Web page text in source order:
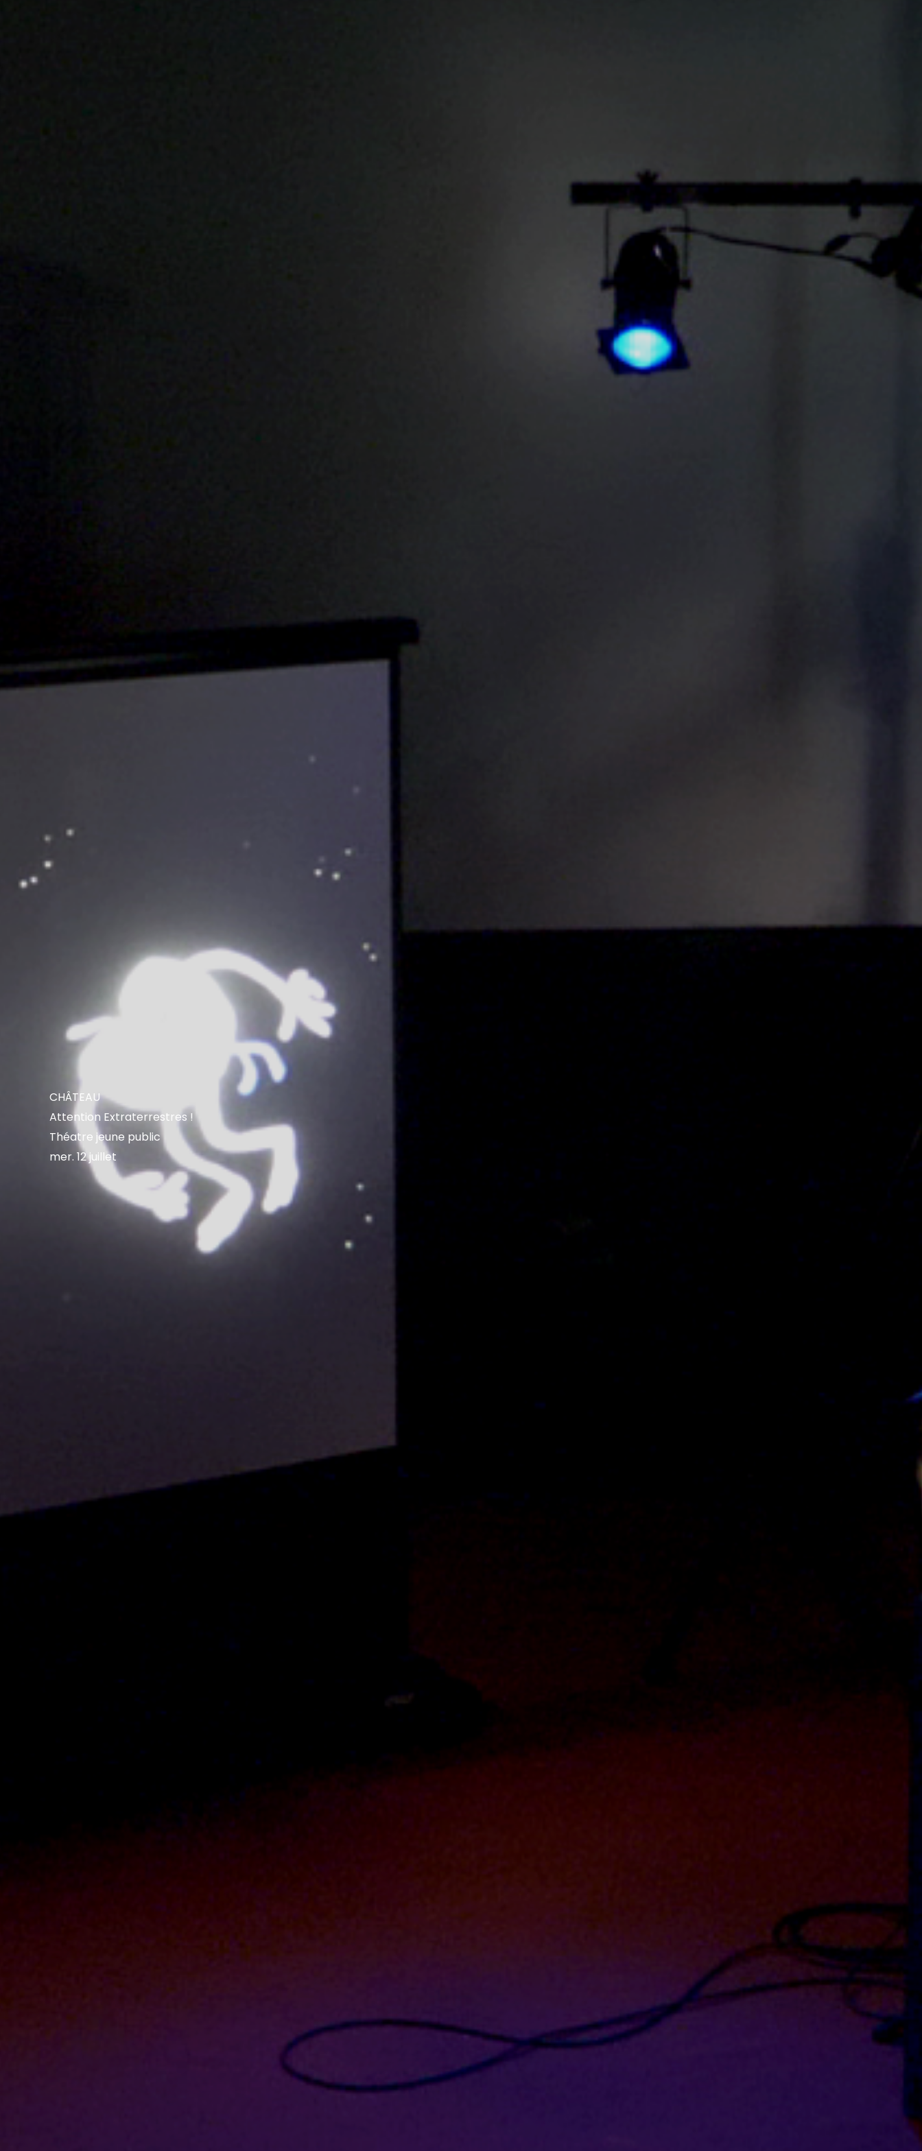
CHÂTEAU
Attention Extraterrestres !
Théatre jeune public
mer. 12 juillet